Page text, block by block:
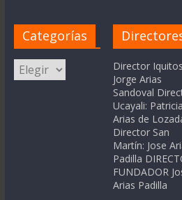
Categorías
Categorías
Director
Jorge Arias
Sandoval
Ucayali: Patricia
Arias de
Director San
Martín: Jose
Padilla
FUNDADOR
Arias Padilla